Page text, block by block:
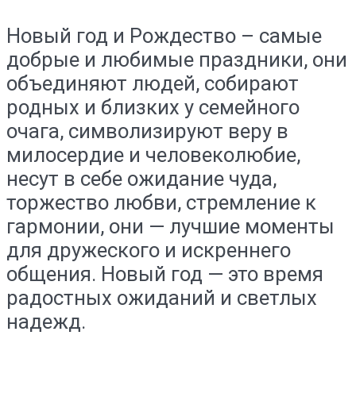
Новый​ год​ и Рождество – самые
добрые и любимые праздники, они
объединяют людей, собирают
родных и близких у семейного
очага, символизируют веру в
милосердие и человеколюбие,
несут в себе ожидание чуда,
торжество любви, стремление к
гармонии, они — лучшие моменты
для дружеского и искреннего
общения.​ Новый​ год​ — это время
радостных ожиданий и светлых
надежд.